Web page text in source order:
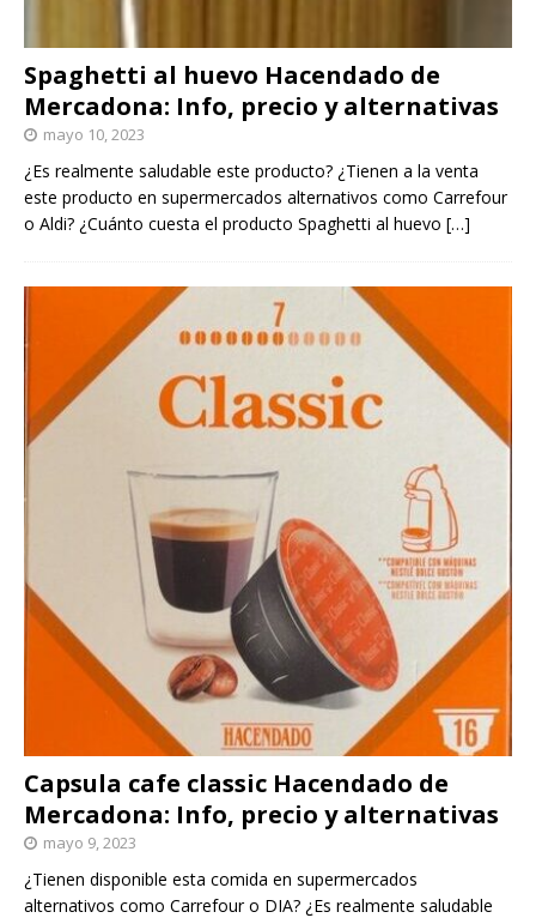
Spaghetti al huevo Hacendado de
Mercadona: Info, precio y alternativas
mayo 10, 2023
¿Es realmente saludable este producto? ¿Tienen a la venta
este producto en supermercados alternativos como Carrefour
o Aldi? ¿Cuánto cuesta el producto Spaghetti al huevo […]
Capsula cafe classic Hacendado de
Mercadona: Info, precio y alternativas
mayo 9, 2023
¿Tienen disponible esta comida en supermercados
alternativos como Carrefour o DIA? ¿Es realmente saludable